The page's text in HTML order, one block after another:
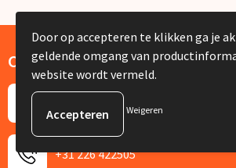
Contact
De Lus 13
1742 PH Schagen
+31 226 422505
Door op accepteren te klikken ga je
geldende omgang van
website wordt vermeld.
Weigeren